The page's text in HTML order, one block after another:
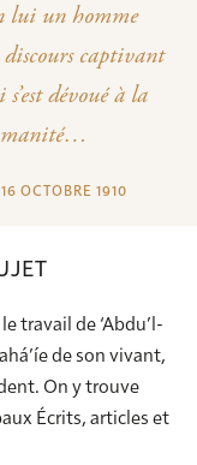
lui un homme
captivant
dévoué à la
OCTOBRE 1910
travail de ‘Abdu’l-
de son vivant,
On y trouve
Écrits, articles et